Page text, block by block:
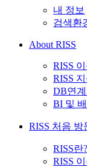
내 정보
검색환
About RISS
RISS
RISS
DB연
BI 및
RISS 처음 방
RISS란?
RISS